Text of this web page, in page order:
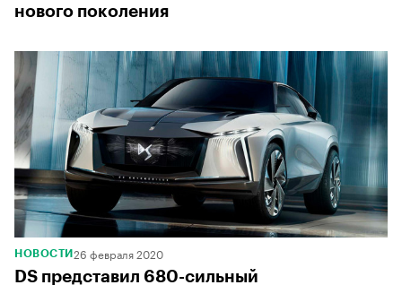
нового поколения
НОВОСТИ 26 февраля 2020
DS представил 680-сильный